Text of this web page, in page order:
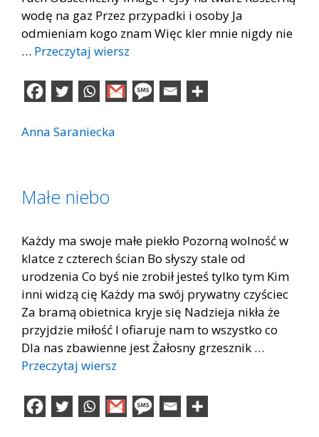
wodę na gaz Przez przypadki i osoby Ja
odmieniam kogo znam Więc kler mnie nigdy nie
… Przeczytaj wiersz
Anna Saraniecka
Małe niebo
Każdy ma swoje małe piekło Pozorną wolność w
klatce z czterech ścian Bo słyszy stale od
urodzenia Co byś nie zrobił jesteś tylko tym Kim
inni widzą cię Każdy ma swój prywatny czyściec
Za bramą obietnica kryje się Nadzieja nikła że
przyjdzie miłość I ofiaruje nam to wszystko co
Dla nas zbawienne jest Żałosny grzesznik …
Przeczytaj wiersz